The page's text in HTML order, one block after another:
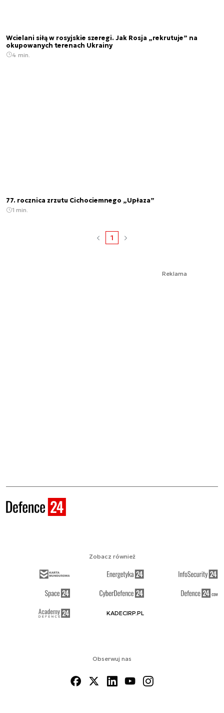
Wcielani siłą w rosyjskie szeregi. Jak Rosja „rekrutuje” na
okupowanych terenach Ukrainy
4 min.
77. rocznica zrzutu Cichociemnego „Upłaza”
1 min.
1
Reklama
Obserwuj nas
Zobacz również
KADECIRP.PL